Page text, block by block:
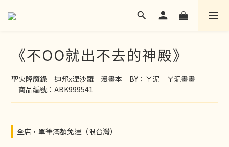
《不OO就出不去的神殿》
聖火降魔錄　迪邦x涅沙羅　漫畫本　BY：ㄚ泥［ㄚ泥畫畫］
商品編號：ABK999541
全店，單筆滿額免運（限台灣）